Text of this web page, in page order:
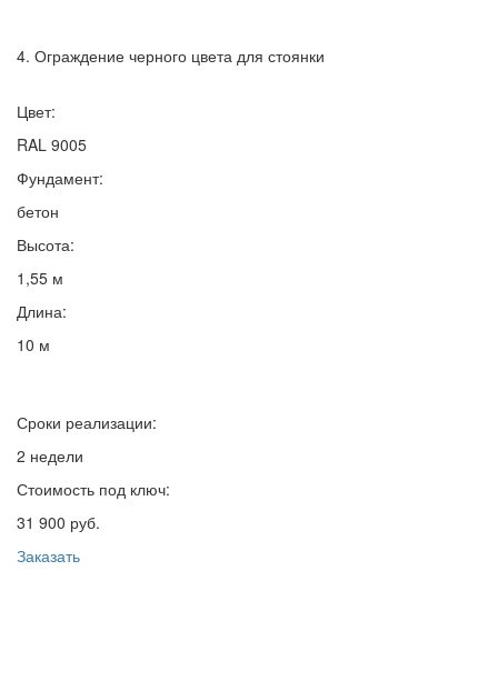
4. Ограждение черного цвета для стоянки
Цвет:
RAL 9005
Фундамент:
бетон
Высота:
1,55 м
Длина:
10 м
Сроки реализации:
2 недели
Стоимость под ключ:
31 900 руб.
Заказать